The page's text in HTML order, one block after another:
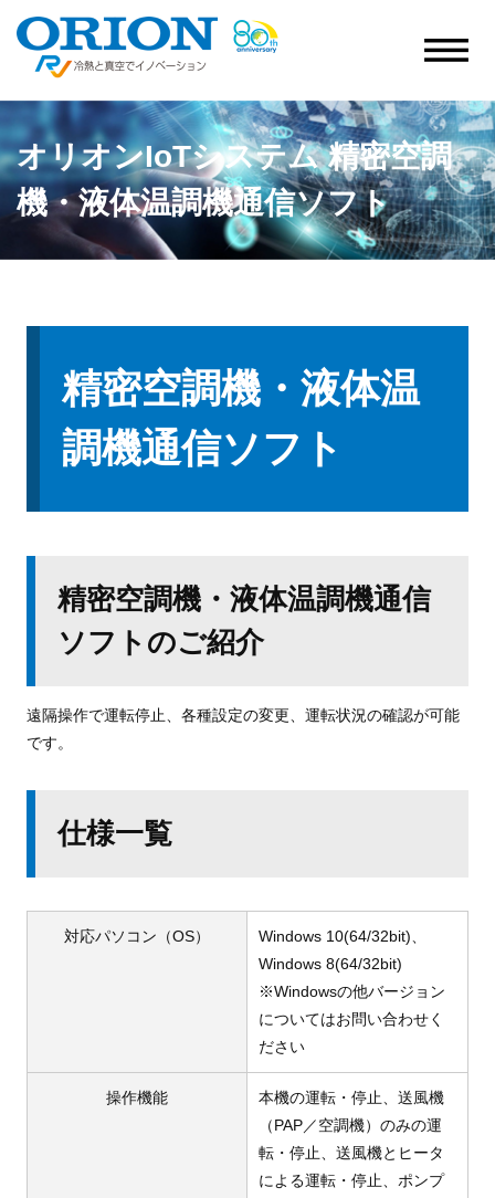
オリオンIoTシステム 精密空調
機・液体温調機通信ソフト
精密空調機・液体温
調機通信ソフト
精密空調機・液体温調機通信
ソフトのご紹介
遠隔操作で運転停止、各種設定の変更、運転状況の確認が可能
です。
仕様一覧
対応パソコン（OS）
Windows 10(64/32bit)、
Windows 8(64/32bit)
※Windowsの他バージョン
についてはお問い合わせく
ださい
操作機能
本機の運転・停止、送風機
（PAP／空調機）のみの運
転・停止、送風機とヒータ
による運転・停止、ポンプ